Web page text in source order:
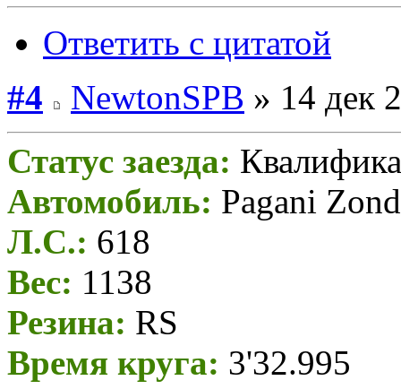
Ответить с цитатой
#4
NewtonSPB » 14 дек
Статус заезда:
Автомобиль: Pagani
Л.С.: 618
Вес: 1138
Резина: RS
Время круга: 3'32.995